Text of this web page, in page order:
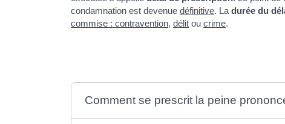
condamnation est devenue définitive. La durée du
commise : contravention, délit ou crime.
Comment se prescrit la peine